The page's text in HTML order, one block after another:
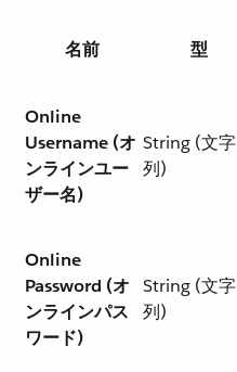
名前 型
Online
Username (オ
ンラインユー
ザー名)
String (文字
列)
Online
Password (オ
ンラインパス
ワード)
String (文字
列)